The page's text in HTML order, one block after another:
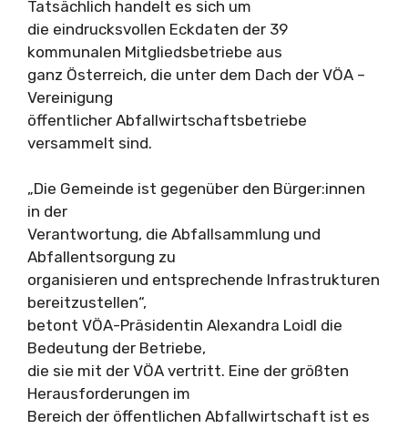
Tatsächlich handelt es sich um
die eindrucksvollen Eckdaten der 39
kommunalen Mitgliedsbetriebe aus
ganz Österreich, die unter dem Dach der VÖA –
Vereinigung
öffentlicher Abfallwirtschaftsbetriebe
versammelt sind.
„Die Gemeinde ist gegenüber den Bürger:innen
in der
Verantwortung, die Abfallsammlung und
Abfallentsorgung zu
organisieren und entsprechende Infrastrukturen
bereitzustellen“,
betont VÖA-Präsidentin Alexandra Loidl die
Bedeutung der Betriebe,
die sie mit der VÖA vertritt. Eine der größten
Herausforderungen im
Bereich der öffentlichen Abfallwirtschaft ist es